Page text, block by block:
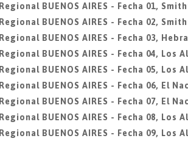
Regional BUENOS AIRES - Fecha 01,
Regional BUENOS AIRES - Fecha 02,
Regional BUENOS AIRES - Fecha 03,
Regional BUENOS AIRES - Fecha 04, Los
Regional BUENOS AIRES - Fecha 05, Los
Regional BUENOS AIRES - Fecha 06, El
Regional BUENOS AIRES - Fecha 07, El
Regional BUENOS AIRES - Fecha 08, Los
Regional BUENOS AIRES - Fecha 09, Los